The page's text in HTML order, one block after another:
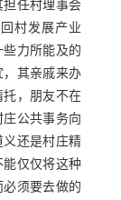
任村理事会
村发展产业
力所能及的
其亲戚来办
，朋友不在
公共事务向
还是村庄精
仅仅将这种
须要去做的